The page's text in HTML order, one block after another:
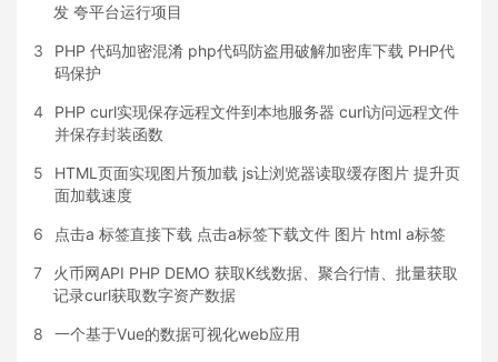
发 夸平台运行项目
3
PHP 代码加密混淆 php代码防盗用破解加密库下载 PHP代
码保护
4
PHP curl实现保存远程文件到本地服务器 curl访问远程文件
并保存封装函数
5
HTML页面实现图片预加载 js让浏览器读取缓存图片 提升页
面加载速度
6 点击a 标签直接下载 点击a标签下载文件 图片 html a标签
7
火币网API PHP DEMO 获取K线数据、聚合行情、批量获取
记录curl获取数字资产数据
8 一个基于Vue的数据可视化web应用